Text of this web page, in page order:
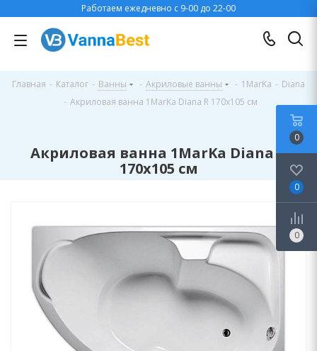
Работаем ежедневно с 9-00 до 22-00
Главная - Каталог - Ванны - Акриловые ванны - 1MarKa - Diana
- Акриловая ванна 1MarKa Diana R 170x105 см
Акриловая ванна 1MarKa Diana R
170x105 см
0
0
0